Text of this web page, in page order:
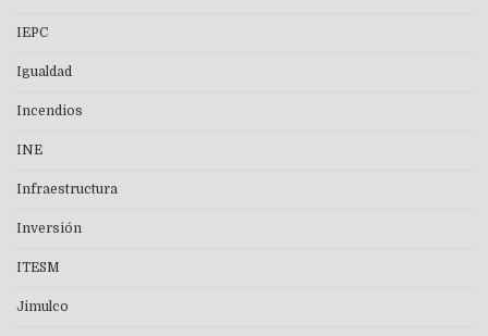
IEPC
Igualdad
Incendios
INE
Infraestructura
Inversión
ITESM
Jimulco